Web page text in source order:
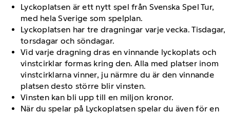
Lyckoplatsen är ett nytt spel från Svenska Spel Tur,
med hela Sverige som spelplan.
Lyckoplatsen har tre dragningar varje vecka. Tisdagar,
torsdagar och söndagar.
Vid varje dragning dras en vinnande lyckoplats och
vinstcirklar formas kring den. Alla med platser inom
vinstcirklarna vinner, ju närmre du är den vinnande
platsen desto större blir vinsten.
Vinsten kan bli upp till en miljon kronor.
När du spelar på Lyckoplatsen spelar du även för en